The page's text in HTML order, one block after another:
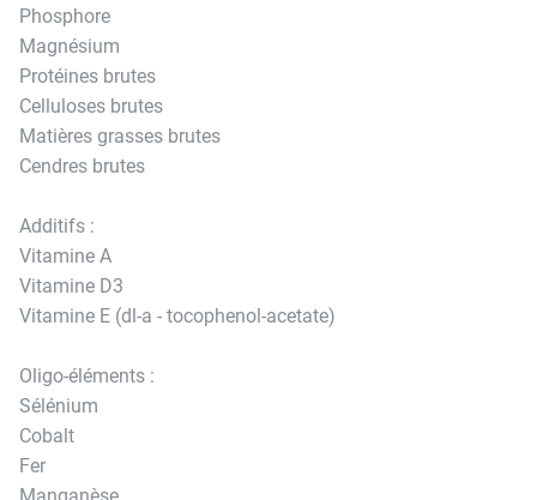
Phosphore
Magnésium
Protéines brutes
Celluloses brutes
Matières grasses brutes
Cendres brutes
Additifs :
Vitamine A
Vitamine D3
Vitamine E (dl-a - tocophenol-acetate)
Oligo-éléments :
Sélénium
Cobalt
Fer
Manganèse